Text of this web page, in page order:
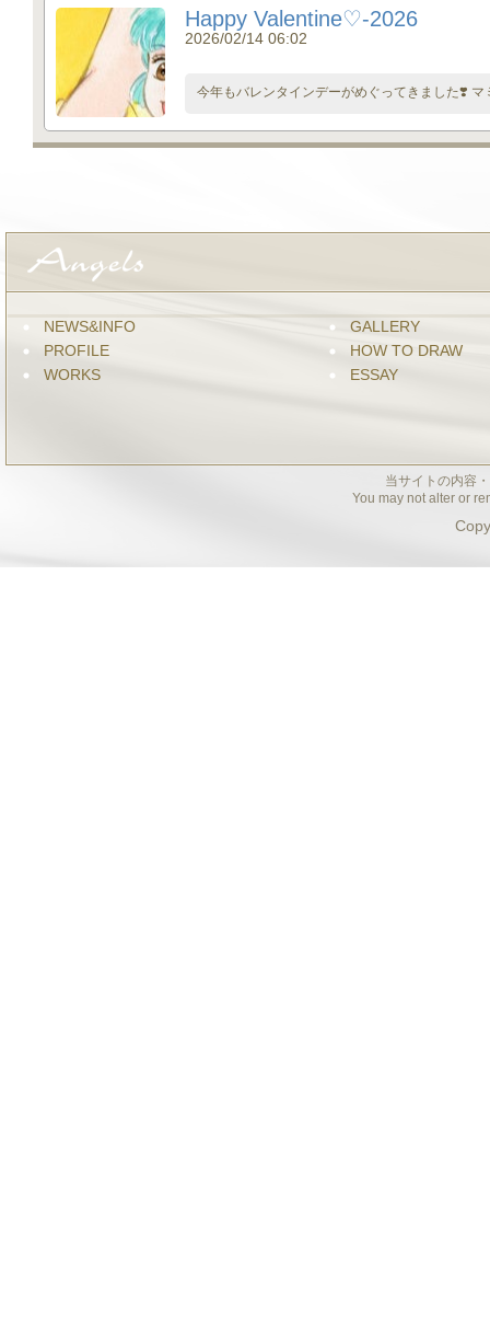
Happy Valentine♡-2026
2026/02/14 06:02
今年もバレンタインデーがめぐってきました❣️ マ
NEWS&INFO
PROFILE
WORKS
GALLERY
HOW TO DRAW
ESSAY
当サイトの内容
You may not alter or